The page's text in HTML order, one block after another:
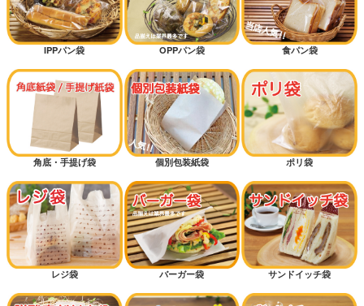
IPPパン袋 OPPパン袋 食パン袋
角底・手提げ袋 個別包装紙袋 ポリ袋
レジ袋 バーガー袋 サンドイッチ袋